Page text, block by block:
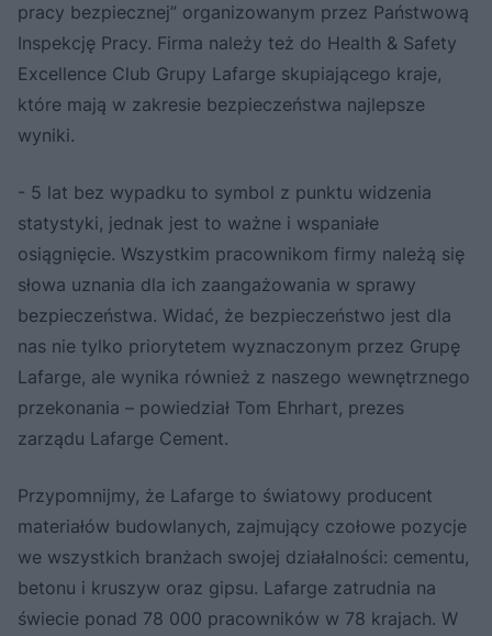
pracy bezpiecznej” organizowanym przez Państwową
Inspekcję Pracy. Firma należy też do Health & Safety
Excellence Club Grupy Lafarge skupiającego kraje,
które mają w zakresie bezpieczeństwa najlepsze
wyniki.
- 5 lat bez wypadku to symbol z punktu widzenia
statystyki, jednak jest to ważne i wspaniałe
osiągnięcie. Wszystkim pracownikom firmy należą się
słowa uznania dla ich zaangażowania w sprawy
bezpieczeństwa. Widać, że bezpieczeństwo jest dla
nas nie tylko priorytetem wyznaczonym przez Grupę
Lafarge, ale wynika również z naszego wewnętrznego
przekonania – powiedział Tom Ehrhart, prezes
zarządu Lafarge Cement.
Przypomnijmy, że Lafarge to światowy producent
materiałów budowlanych, zajmujący czołowe pozycje
we wszystkich branżach swojej działalności: cementu,
betonu i kruszyw oraz gipsu. Lafarge zatrudnia na
świecie ponad 78 000 pracowników w 78 krajach. W